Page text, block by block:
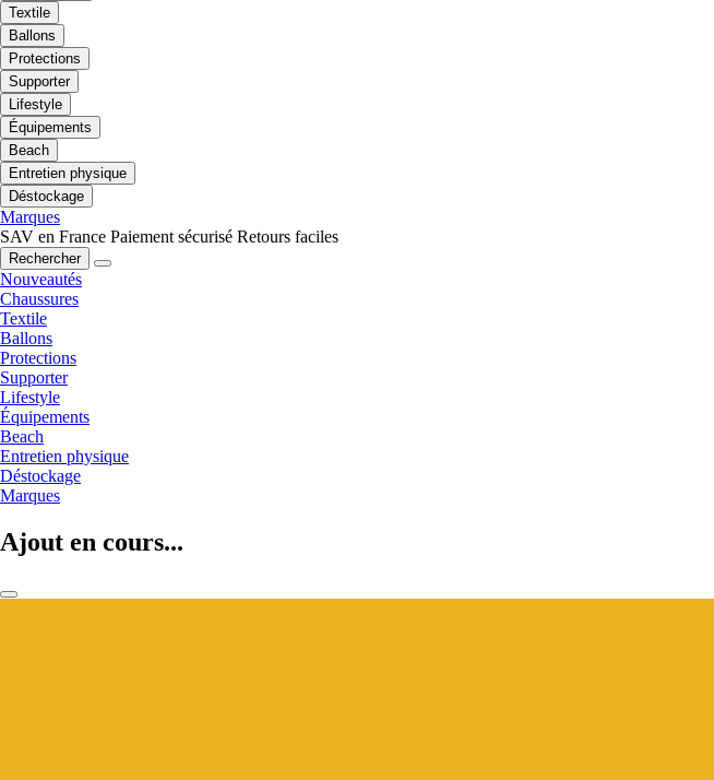
Textile
Ballons
Protections
Supporter
Lifestyle
Équipements
Beach
Entretien physique
Déstockage
Marques
SAV en France Paiement sécurisé Retours faciles
Rechercher
Nouveautés
Chaussures
Textile
Ballons
Protections
Supporter
Lifestyle
Équipements
Beach
Entretien physique
Déstockage
Marques
Ajout en cours...